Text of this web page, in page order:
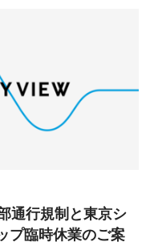
通行規制と東京シ
プ臨時休業のご案